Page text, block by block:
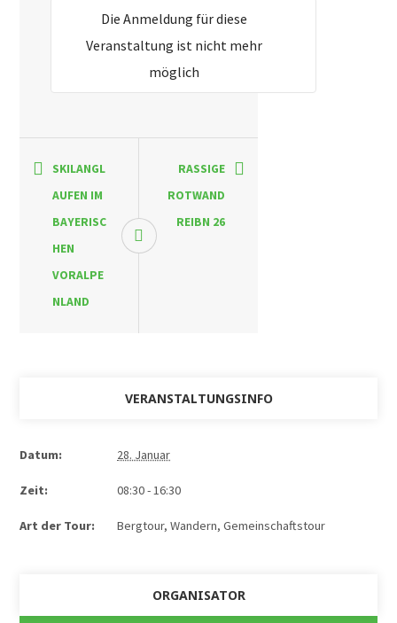
Die Anmeldung für diese
Veranstaltung ist nicht mehr
möglich
SKILANGL
AUFEN IM
BAYERISC
HEN
VORALPE
NLAND
RASSIGE
ROTWAND
REIBN 26
VERANSTALTUNGSINFO
Datum: 28. Januar
Zeit: 08:30 - 16:30
Art der Tour: Bergtour, Wandern,Gemeinschaftstour
ORGANISATOR